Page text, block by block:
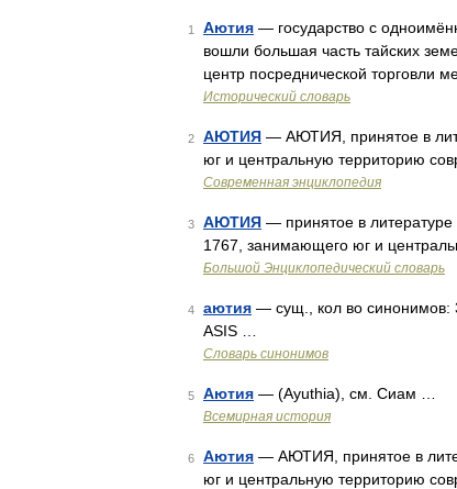
1 Аютия — государство с
вошли большая часть тайских
центр посреднической торговли
Исторический словарь
2 АЮТИЯ — АЮТИЯ, принятое в
юг и центральную территорию
Современная энциклопедия
3 АЮТИЯ — принятое в
1767, занимающего юг и
Большой Энциклопедический словарь
4 аютия — сущ., кол во синонимов:
ASIS …
Словарь синонимов
5 Аютия — (Ayuthia), см. Сиам …
Всемирная история
6 Аютия — АЮТИЯ, принятое в
юг и центральную территорию